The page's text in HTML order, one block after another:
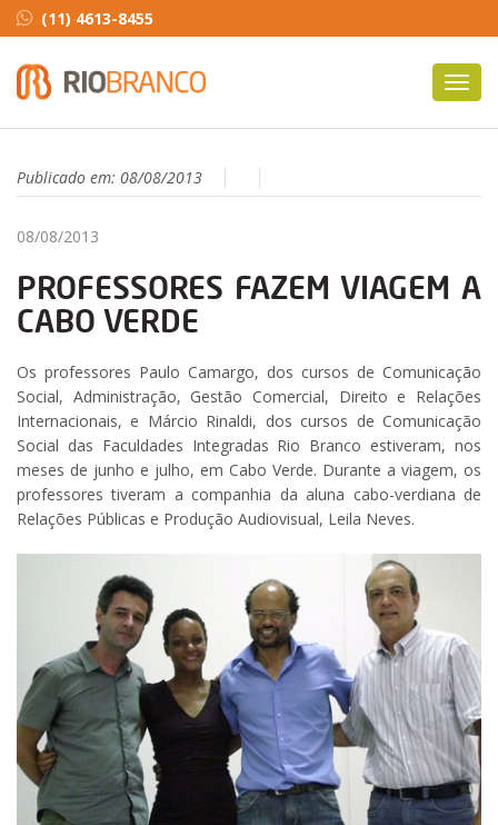
(11) 4613-8455
Publicado em: 08/08/2013
08/08/2013
PROFESSORES FAZEM VIAGEM A
CABO VERDE
Os professores Paulo Camargo, dos cursos de Comunicação
Social, Administração, Gestão Comercial, Direito e Relações
Internacionais, e Márcio Rinaldi, dos cursos de Comunicação
Social das Faculdades Integradas Rio Branco estiveram, nos
meses de junho e julho, em Cabo Verde. Durante a viagem, os
professores tiveram a companhia da aluna cabo-verdiana de
Relações Públicas e Produção Audiovisual, Leila Neves.